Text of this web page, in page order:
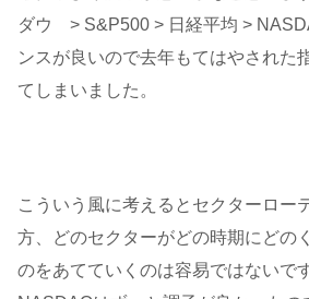
ダウ > S&P500 > 日経平均 >
ンスが良いので去年もてはやされた
てしまいました。
こういう風に考えるとセクターロー
方、どのセクターがどの時期にどの
のをあてていくのは容易ではないで